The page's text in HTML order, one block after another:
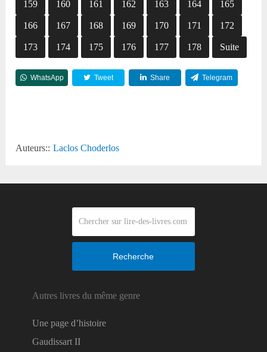
159 160 161 162 163 164 165
166 167 168 169 170 171 172
173 174 175 176 177 178 Suite
WhatsApp Tweet Share Telegram
Auteurs:: Laclos Choderlos
Recherche
Autres livres du même genre
Une page d’histoire
Gaudissart II